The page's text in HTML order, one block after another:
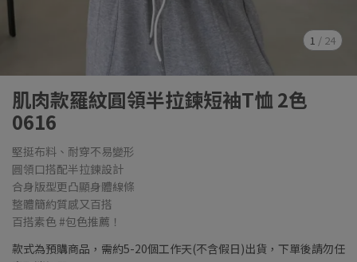
1 / 24
肌肉款羅紋圓領半拉鍊短袖T恤 2色
0616
堅挺布料、耐穿不易變形
圓領口搭配半拉鍊設計
合身版型更凸顯身體線條
整體簡約質感又百搭
百搭素色 #包色推薦！
款式為預購商品，需約5-20個工作天(不含假日)出貨，下單後請勿任